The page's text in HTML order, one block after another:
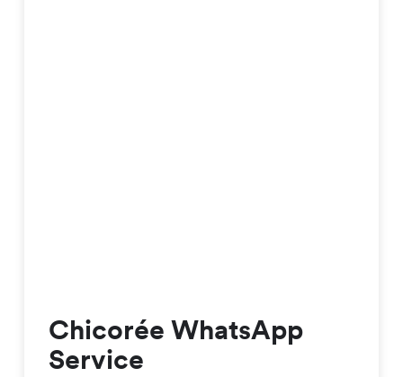
Chicorée WhatsApp
Service